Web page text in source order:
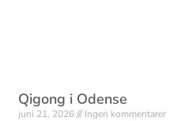
Qigong i Odense
juni 21, 2026 Ingen kommentarer